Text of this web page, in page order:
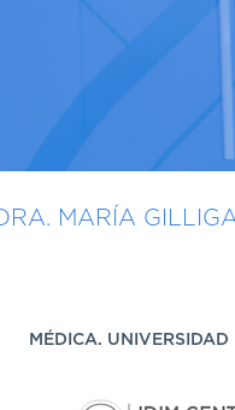
DRA. MARÍA
MÉDICA.